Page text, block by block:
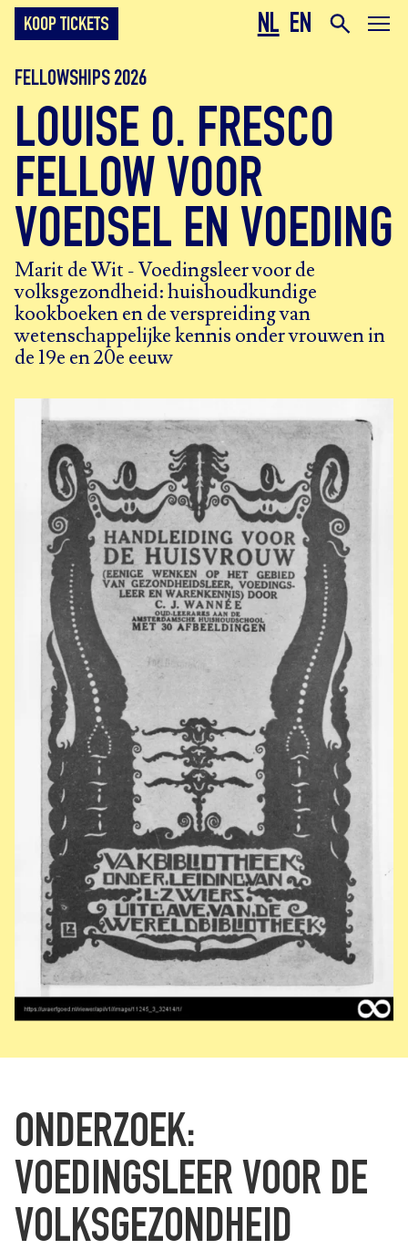
NL EN
KOOP TICKETS
FELLOWSHIPS 2026
LOUISE O. FRESCO
FELLOW VOOR
VOEDSEL EN VOEDING
Marit de Wit - Voedingsleer voor de
volksgezondheid: huishoudkundige
kookboeken en de verspreiding van
wetenschappelijke kennis onder vrouwen in
de 19e en 20e eeuw
ONDERZOEK:
VOEDINGSLEER VOOR DE
VOLKSGEZONDHEID